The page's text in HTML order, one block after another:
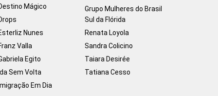
Mágico
Nunes
Valla
Egito
Ida Sem Volta
Imigração Em Dia
Grupo Mulheres do Brasil
Sul da Flórida
Renata Loyola
Sandra Colicino
Taiara Desirée
Tatiana Cesso